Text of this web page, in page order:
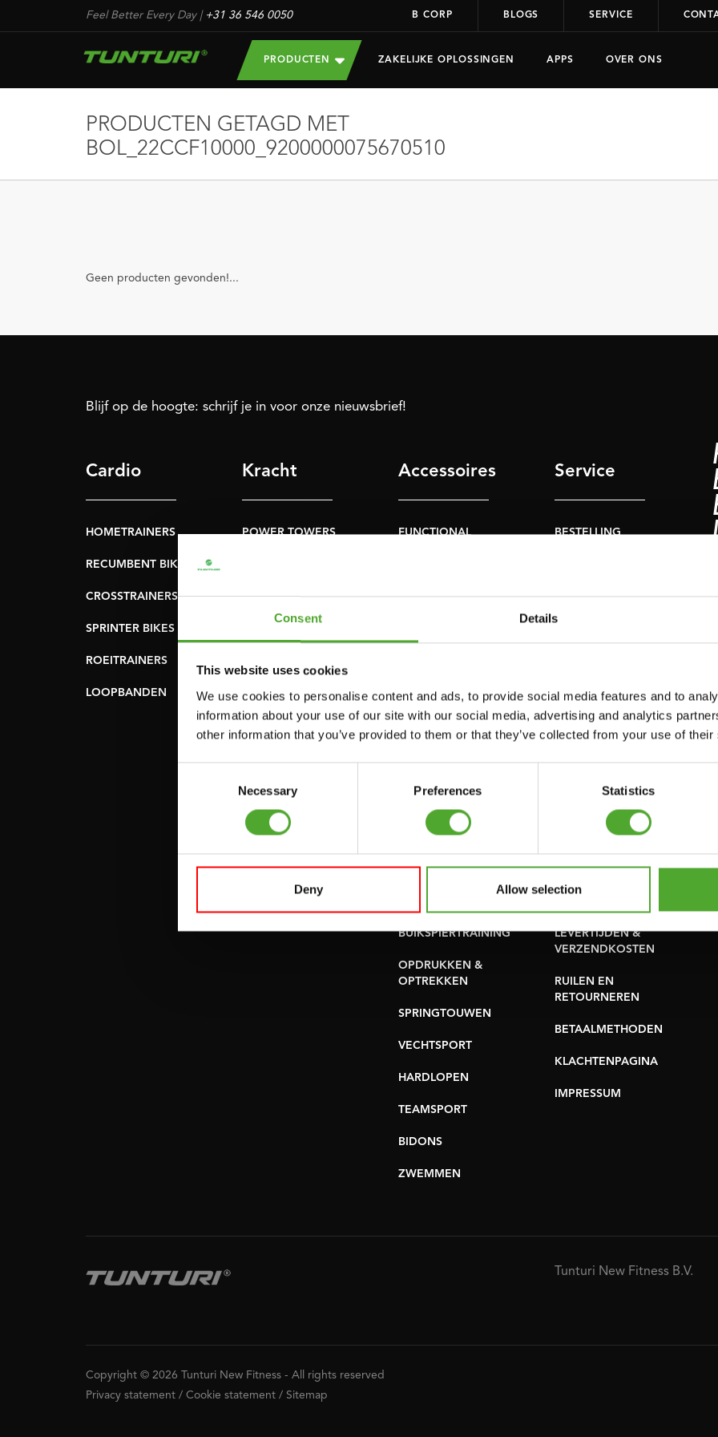
Consent Details
This website uses cookies
We use cookies to personalise content and ads, to provide social media features and to
information about your use of our site with our social media, advertising and analytics
other information that you’ve provided to them or that they’ve collected from your use of
Necessary Preferences Statistics
Deny Allow selection
Feel Better Every Day| +31 36 546 0050 B CORP BLOGS SERVICE
PRODUCTEN ZAKELIJKE OPLOSSINGEN APPS OVER ONS
PRODUCTEN GETAGD MET
BOL_22CCF10000_9200000075670510
Geen producten gevonden!...
Blijf op de hoogte: schrijf je in voor onze nieuwsbrief!
Cardio
HOMETRAINERS
RECUMBENT BIKES
CROSSTRAINERS
SPRINTER BIKES
ROEITRAINERS
LOOPBANDEN
Kracht
POWER TOWERS
LEVERAGE GYMS
SMITH MACHINES
PULLEY STATIONS
RACKS
Accessoires
FUNCTIONAL
WEERSTANDSTRAINING
BEHENDIGHEID
GYMBALLEN
MATTEN
MINIBIKES/AEROBIC
TRAINERS
BUIKSPIERTRAINING
OPDRUKKEN &
OPTREKKEN
SPRINGTOUWEN
VECHTSPORT
HARDLOPEN
TEAMSPORT
BIDONS
ZWEMMEN
Service
BESTELLING
HUIDIGE
OUDE
PRODUCTHANDLEIDINGEN
PROBLEEM MELDEN
LEVERING
APPS
ALGEMENE
LEVERTIJDEN &
VERZENDKOSTEN
RUILEN EN
RETOURNEREN
BETAALMETHODEN
KLACHTENPAGINA
IMPRESSUM
Tunturi New Fitness B.V.
Copyright © 2026 Tunturi New Fitness - All rights reserved
Privacy statement / Cookie statement / Sitemap